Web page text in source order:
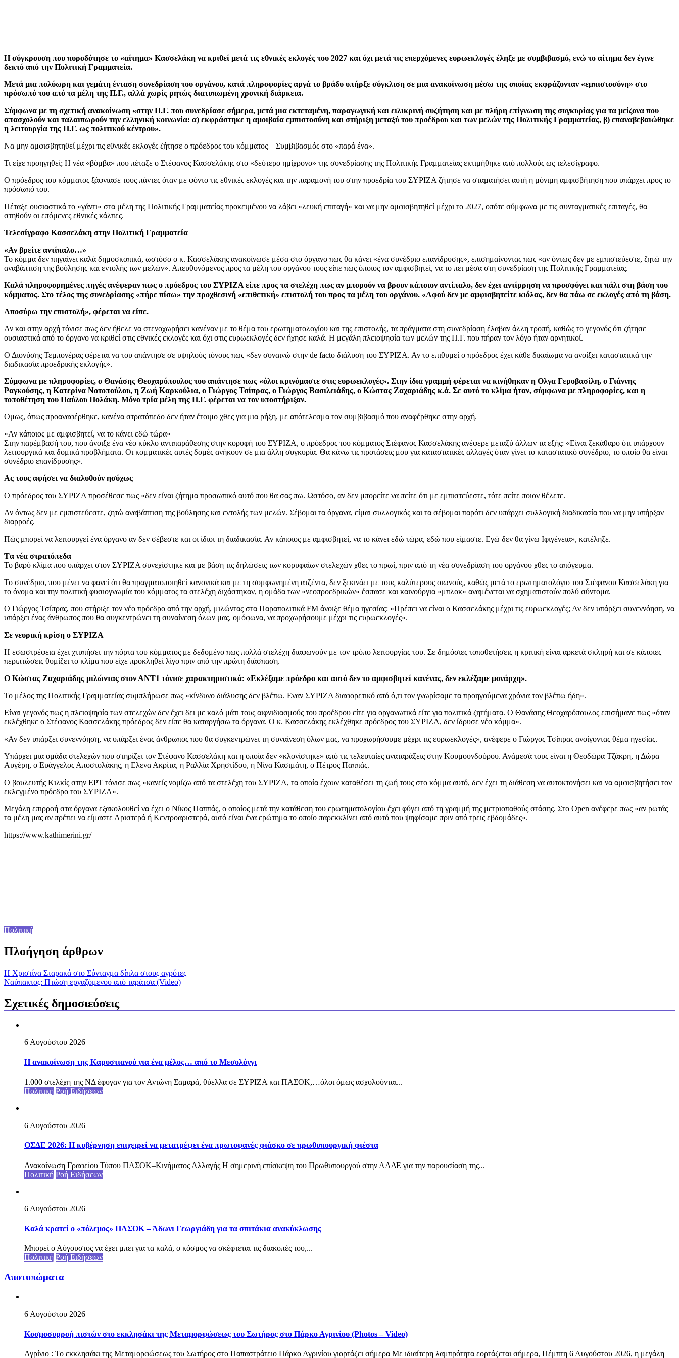
Η σύγκρουση που πυροδότησε το «αίτημα» Κασσελάκη να κριθεί μετά τις εθνικές εκλογές του 2027 και όχι μετά τις επερχόμενες ευρωεκλογές έληξε με συμβιβασμό, ενώ το αίτημα δεν έγινε
δεκτό από την Πολιτική Γραμματεία.
Μετά μια πολύωρη και γεμάτη ένταση συνεδρίαση του οργάνου, κατά πληροφορίες αργά το βράδυ υπήρξε σύγκλιση σε μια ανακοίνωση μέσω της οποίας εκφράζονταν «εμπιστοσύνη» στο
πρόσωπό του από τα μέλη της Π.Γ., αλλά χωρίς ρητώς διατυπωμένη χρονική διάρκεια.
Σύμφωνα με τη σχετική ανακοίνωση «στην Π.Γ. που συνεδρίασε σήμερα, μετά μια εκτεταμένη, παραγωγική και ειλικρινή συζήτηση και με πλήρη επίγνωση της συγκυρίας για τα μείζονα που
απασχολούν και ταλαιπωρούν την ελληνική κοινωνία: α) εκφράστηκε η αμοιβαία εμπιστοσύνη και στήριξη μεταξύ του προέδρου και των μελών της Πολιτικής Γραμματείας, β) επαναβεβαιώθηκε
η λειτουργία της Π.Γ. ως πολιτικού κέντρου».
Να μην αμφισβητηθεί μέχρι τις εθνικές εκλογές ζήτησε ο πρόεδρος του κόμματος – Συμβιβασμός στο «παρά ένα».
Τι είχε προηγηθεί; Η νέα «βόμβα» που πέταξε ο Στέφανος Κασσελάκης στο «δεύτερο ημίχρονο» της συνεδρίασης της Πολιτικής Γραμματείας εκτιμήθηκε από πολλούς ως τελεσίγραφο.
Ο πρόεδρος του κόμματος ξάφνιασε τους πάντες όταν με φόντο τις εθνικές εκλογές και την παραμονή του στην προεδρία του ΣΥΡΙΖΑ ζήτησε να σταματήσει αυτή η μόνιμη αμφισβήτηση που υπάρχει προς το
πρόσωπό του.
Πέταξε ουσιαστικά το «γάντι» στα μέλη της Πολιτικής Γραμματείας προκειμένου να λάβει «λευκή επιταγή» και να μην αμφισβητηθεί μέχρι το 2027, οπότε σύμφωνα με τις συνταγματικές επιταγές, θα
στηθούν οι επόμενες εθνικές κάλπες.
Τελεσίγραφο Κασσελάκη στην Πολιτική Γραμματεία
«Αν βρείτε αντίπαλο…»
To κόμμα δεν πηγαίνει καλά δημοσκοπικά, ωστόσο ο κ. Κασσελάκης ανακοίνωσε μέσα στο όργανο πως θα κάνει «ένα συνέδριο επανίδρυσης», επισημαίνοντας πως «αν όντως δεν με εμπιστεύεστε, ζητώ την
αναβάπτιση της βούλησης και εντολής των μελών». Απευθυνόμενος προς τα μέλη του οργάνου τους είπε πως όποιος τον αμφισβητεί, να το πει μέσα στη συνεδρίαση της Πολιτικής Γραμματείας.
Καλά πληροφορημένες πηγές ανέφεραν πως ο πρόεδρος του ΣΥΡΙΖΑ είπε προς τα στελέχη πως αν μπορούν να βρουν κάποιον αντίπαλο, δεν έχει αντίρρηση να προσφύγει και πάλι στη βάση του
κόμματος. Στο τέλος της συνεδρίασης «πήρε πίσω» την προχθεσινή «επιθετική» επιστολή του προς τα μέλη του οργάνου. «Αφού δεν με αμφισβητείτε κιόλας, δεν θα πάω σε εκλογές από τη βάση.
Αποσύρω την επιστολή», φέρεται να είπε.
Αν και στην αρχή τόνισε πως δεν ήθελε να στενοχωρήσει κανέναν με το θέμα του ερωτηματολογίου και της επιστολής, τα πράγματα στη συνεδρίαση έλαβαν άλλη τροπή, καθώς το γεγονός ότι ζήτησε
ουσιαστικά από το όργανο να κριθεί στις εθνικές εκλογές και όχι στις ευρωεκλογές δεν ήχησε καλά. Η μεγάλη πλειοψηφία των μελών της Π.Γ. που πήραν τον λόγο ήταν αρνητικοί.
Ο Διονύσης Τεμπονέρας φέρεται να του απάντησε σε υψηλούς τόνους πως «δεν συναινώ στην de facto διάλυση του ΣΥΡΙΖΑ. Αν το επιθυμεί ο πρόεδρος έχει κάθε δικαίωμα να ανοίξει καταστατικά την
διαδικασία προεδρικής εκλογής».
Σύμφωνα με πληροφορίες, ο Θανάσης Θεοχαρόπουλος του απάντησε πως «όλοι κρινόμαστε στις ευρωεκλογές». Στην ίδια γραμμή φέρεται να κινήθηκαν η Ολγα Γεροβασίλη, ο Γιάννης
Ραγκούσης, η Κατερίνα Νοτοπούλου, η Ζωή Καρκούλια, ο Γιώργος Τσίπρας, ο Γιώργος Βασιλειάδης, ο Κώστας Ζαχαριάδης κ.ά. Σε αυτό το κλίμα ήταν, σύμφωνα με πληροφορίες, και η
τοποθέτηση του Παύλου Πολάκη. Μόνο τρία μέλη της Π.Γ. φέρεται να τον υποστήριξαν.
Ομως, όπως προαναφέρθηκε, κανένα στρατόπεδο δεν ήταν έτοιμο χθες για μια ρήξη, με απότελεσμα τον συμβιβασμό που αναφέρθηκε στην αρχή.
«Αν κάποιος με αμφισβητεί, να το κάνει εδώ τώρα»
Στην παρέμβασή του, που άνοιξε ένα νέο κύκλο αντιπαράθεσης στην κορυφή του ΣΥΡΙΖΑ, ο πρόεδρος του κόμματος Στέφανος Κασσελάκης ανέφερε μεταξύ άλλων τα εξής: «Είναι ξεκάθαρο ότι υπάρχουν
λειτουργικά και δομικά προβλήματα. Οι κομματικές αυτές δομές ανήκουν σε μια άλλη συγκυρία. Θα κάνω τις προτάσεις μου για καταστατικές αλλαγές όταν γίνει το καταστατικό συνέδριο, το οποίο θα είναι
συνέδριο επανίδρυσης».
Ας τους αφήσει να διαλυθούν ησύχως
Ο πρόεδρος του ΣΥΡΙΖΑ προσέθεσε πως «δεν είναι ζήτημα προσωπικό αυτό που θα σας πω. Ωστόσο, αν δεν μπορείτε να πείτε ότι με εμπιστεύεστε, τότε πείτε ποιον θέλετε.
Αν όντως δεν με εμπιστεύεστε, ζητώ αναβάπτιση της βούλησης και εντολής των μελών. Σέβομαι τα όργανα, είμαι συλλογικός και τα σέβομαι παρότι δεν υπάρχει συλλογική διαδικασία που να μην υπήρξαν
διαρροές.
Πώς μπορεί να λειτουργεί ένα όργανο αν δεν σέβεστε και οι ίδιοι τη διαδικασία. Αν κάποιος με αμφισβητεί, να το κάνει εδώ τώρα, εδώ που είμαστε. Εγώ δεν θα γίνω Ιφιγένεια», κατέληξε.
Tα νέα στρατόπεδα
Το βαρύ κλίμα που υπάρχει στον ΣΥΡΙΖΑ συνεχίστηκε και με βάση τις δηλώσεις των κορυφαίων στελεχών χθες το πρωί, πριν από τη νέα συνεδρίαση του οργάνου χθες το απόγευμα.
Το συνέδριο, που μένει να φανεί ότι θα πραγματοποιηθεί κανονικά και με τη συμφωνημένη ατζέντα, δεν ξεκινάει με τους καλύτερους οιωνούς, καθώς μετά το ερωτηματολόγιο του Στέφανου Κασσελάκη για
το όνομα και την πολιτική φυσιογνωμία του κόμματος τα στελέχη διχάστηκαν, η ομάδα των «νεοπροεδρικών» έσπασε και καινούργια «μπλοκ» αναμένεται να σχηματιστούν πολύ σύντομα.
Ο Γιώργος Τσίπρας, που στήριξε τον νέο πρόεδρο από την αρχή, μιλώντας στα Παραπολιτικά FM άνοιξε θέμα ηγεσίας: «Πρέπει να είναι ο Κασσελάκης μέχρι τις ευρωεκλογές; Αν δεν υπάρξει συνεννόηση, να
υπάρξει ένας άνθρωπος που θα συγκεντρώνει τη συναίνεση όλων μας, ομόφωνα, να προχωρήσουμε μέχρι τις ευρωεκλογές».
Σε νευρική κρίση ο ΣΥΡΙΖΑ
Η εσωστρέφεια έχει χτυπήσει την πόρτα του κόμματος με δεδομένο πως πολλά στελέχη διαφωνούν με τον τρόπο λειτουργίας του. Σε δημόσιες τοποθετήσεις η κριτική είναι αρκετά σκληρή και σε κάποιες
περιπτώσεις θυμίζει το κλίμα που είχε προκληθεί λίγο πριν από την πρώτη διάσπαση.
Ο Κώστας Ζαχαριάδης μιλώντας στον ΑΝΤ1 τόνισε χαρακτηριστικά: «Εκλέξαμε πρόεδρο και αυτό δεν το αμφισβητεί κανένας, δεν εκλέξαμε μονάρχη».
Το μέλος της Πολιτικής Γραμματείας συμπλήρωσε πως «κίνδυνο διάλυσης δεν βλέπω. Εναν ΣΥΡΙΖΑ διαφορετικό από ό,τι τον γνωρίσαμε τα προηγούμενα χρόνια τον βλέπω ήδη».
Είναι γεγονός πως η πλειοψηφία των στελεχών δεν έχει δει με καλό μάτι τους αιφνιδιασμούς του προέδρου είτε για οργανωτικά είτε για πολιτικά ζητήματα. Ο Θανάσης Θεοχαρόπουλος επισήμανε πως «όταν
εκλέχθηκε ο Στέφανος Κασσελάκης πρόεδρος δεν είπε θα καταργήσω τα όργανα. Ο κ. Κασσελάκης εκλέχθηκε πρόεδρος του ΣΥΡΙΖΑ, δεν ίδρυσε νέο κόμμα».
«Αν δεν υπάρξει συνεννόηση, να υπάρξει ένας άνθρωπος που θα συγκεντρώνει τη συναίνεση όλων μας, να προχωρήσουμε μέχρι τις ευρωεκλογές», ανέφερε ο Γιώργος Τσίπρας ανοίγοντας θέμα ηγεσίας.
Υπάρχει μια ομάδα στελεχών που στηρίζει τον Στέφανο Κασσελάκη και η οποία δεν «κλονίστηκε» από τις τελευταίες αναταράξεις στην Κουμουνδούρου. Ανάμεσά τους είναι η Θεοδώρα Τζάκρη, η Δώρα
Αυγέρη, ο Ευάγγελος Αποστολάκης, η Ελενα Ακρίτα, η Ραλλία Χρηστίδου, η Νίνα Κασιμάτη, ο Πέτρος Παππάς.
Ο βουλευτής Κιλκίς στην ΕΡΤ τόνισε πως «κανείς νομίζω από τα στελέχη του ΣΥΡΙΖΑ, τα οποία έχουν καταθέσει τη ζωή τους στο κόμμα αυτό, δεν έχει τη διάθεση να αυτοκτονήσει και να αμφισβητήσει τον
εκλεγμένο πρόεδρο του ΣΥΡΙΖΑ».
Μεγάλη επιρροή στα όργανα εξακολουθεί να έχει ο Νίκος Παππάς, ο οποίος μετά την κατάθεση του ερωτηματολογίου έχει φύγει από τη γραμμή της μετριοπαθούς στάσης. Στο Open ανέφερε πως «αν ρωτάς
τα μέλη μας αν πρέπει να είμαστε Αριστερά ή Κεντροαριστερά, αυτό είναι ένα ερώτημα το οποίο παρεκκλίνει από αυτό που ψηφίσαμε πριν από τρεις εβδομάδες».
https://www.kathimerini.gr/
Πολιτική
Πλοήγηση άρθρων
Η Χριστίνα Σταρακά στο Σύνταγμα δίπλα στους αγρότες
Ναύπακτος: Πτώση εργαζόμενου από ταράτσα (Video)
Σχετικές δημοσιεύσεις
6 Αυγούστου 2026
Η ανακοίνωση της Καρυστιανού για ένα μέλος… από το Μεσολόγγι
1.000 στελέχη της ΝΔ έφυγαν για τον Αντώνη Σαμαρά, θύελλα σε ΣΥΡΙΖΑ και ΠΑΣΟΚ,…όλοι όμως ασχολούνται...
Πολιτική Ροή Ειδήσεων
6 Αυγούστου 2026
ΟΣΔΕ 2026: Η κυβέρνηση επιχειρεί να μετατρέψει ένα πρωτοφανές φιάσκο σε πρωθυπουργική φιέστα
Ανακοίνωση Γραφείου Τύπου ΠΑΣΟΚ–Κινήματος Αλλαγής Η σημερινή επίσκεψη του Πρωθυπουργού στην ΑΑΔΕ για την παρουσίαση της...
Πολιτική Ροή Ειδήσεων
6 Αυγούστου 2026
Καλά κρατεί ο «πόλεμος» ΠΑΣΟΚ – Άδωνι Γεωργιάδη για τα σπιτάκια ανακύκλωσης
Μπορεί ο Αύγουστος να έχει μπει για τα καλά, ο κόσμος να σκέφτεται τις διακοπές του,...
Πολιτική Ροή Ειδήσεων
Αποτυπώματα
6 Αυγούστου 2026
Κοσμοσυρροή πιστών στο εκκλησάκι της Μεταμορφώσεως του Σωτήρος στο Πάρκο Αγρινίου (Photos – Video)
Αγρίνιο : Το εκκλησάκι της Μεταμορφώσεως του Σωτήρος στο Παπαστράτειο Πάρκο Αγρινίου γιορτάζει σήμερα Με ιδιαίτερη λαμπρότητα εορτάζεται σήμερα, Πέμπτη 6 Αυγούστου 2026, η μεγάλη